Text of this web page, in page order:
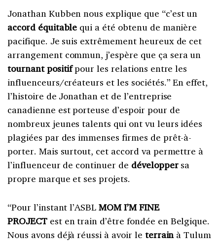
Jonathan Kubben nous explique que “c’est un
accord équitable qui a été obtenu de manière
pacifique. Je suis extrêmement heureux de cet
arrangement commun, j’espère que ça sera un
tournant positifpour les relations entre les
influenceurs/créateurs et les sociétés.” En effet,
l’histoire de Jonathan et de l’entreprise
canadienne est porteuse d’espoir pour de
nombreux jeunes talents qui ont vu leurs idées
plagiées par des immenses firmes de prêt-à-
porter. Mais surtout, cet accord va permettre à
l’influenceur de continuer de développersa
propre marque et ses projets.
“Pour l’instant l’ASBLMOM I’M FINE
PROJECTest en train d’être fondée en Belgique.
Nous avons déjà réussi à avoir le terrainà Tulum